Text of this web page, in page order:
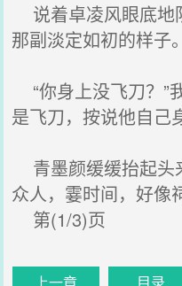
说着卓凌风眼底地
那副淡定如初的样子。
“你身上没飞刀？”
是飞刀，按说他自己
青墨颜缓缓抬起头
众人，霎时间，好像
第(1/3)页